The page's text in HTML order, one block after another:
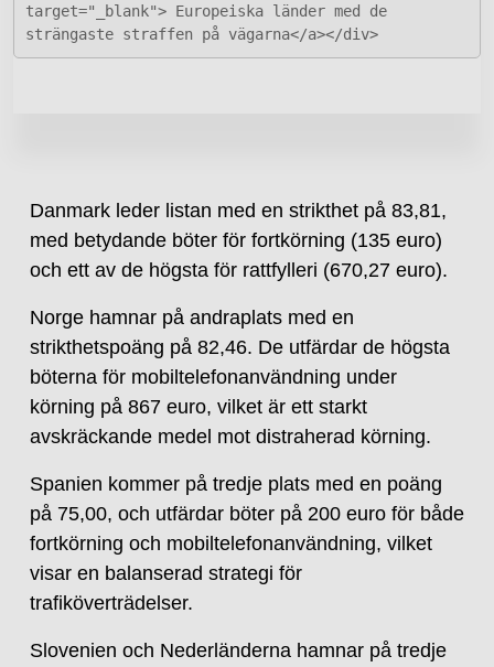
target="_blank"> Europeiska länder med de
strängaste straffen på vägarna</a></div>
Danmark leder listan med en strikthet på 83,81,
med betydande böter för fortkörning (135 euro)
och ett av de högsta för rattfylleri (670,27 euro).
Norge hamnar på andraplats med en
strikthetspoäng på 82,46. De utfärdar de högsta
böterna för mobiltelefonanvändning under
körning på 867 euro, vilket är ett starkt
avskräckande medel mot distraherad körning.
Spanien kommer på tredje plats med en poäng
på 75,00, och utfärdar böter på 200 euro för både
fortkörning och mobiltelefonanvändning, vilket
visar en balanserad strategi för
trafiköverträdelser.
Slovenien och Nederländerna hamnar på tredje